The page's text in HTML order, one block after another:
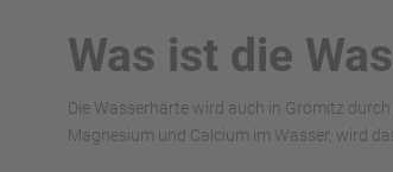
Was ist die
Die Wasserhärte wird auch in Grömitz
Magnesium und Calcium im Wasser, wird